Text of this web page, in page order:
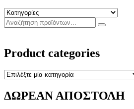
Product categories
ΔΩΡΕΑΝ ΑΠΟΣΤΟΛΗ